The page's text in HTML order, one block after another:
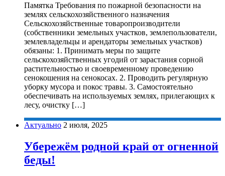
Памятка Требования по пожарной безопасности на
землях сельскохозяйственного назначения
Сельскохозяйственные товаропроизводители
(собственники земельных участков, землепользователи,
землевладельцы и арендаторы земельных участков)
обязаны: 1. Принимать меры по защите
сельскохозяйственных угодий от зарастания сорной
растительностью и своевременному проведению
сенокошения на сенокосах. 2. Проводить регулярную
уборку мусора и покос травы. 3. Самостоятельно
обеспечивать на используемых землях, прилегающих к
лесу, очистку […]
Актуально 2 июля, 2025
Убережём родной край от огненной
беды!